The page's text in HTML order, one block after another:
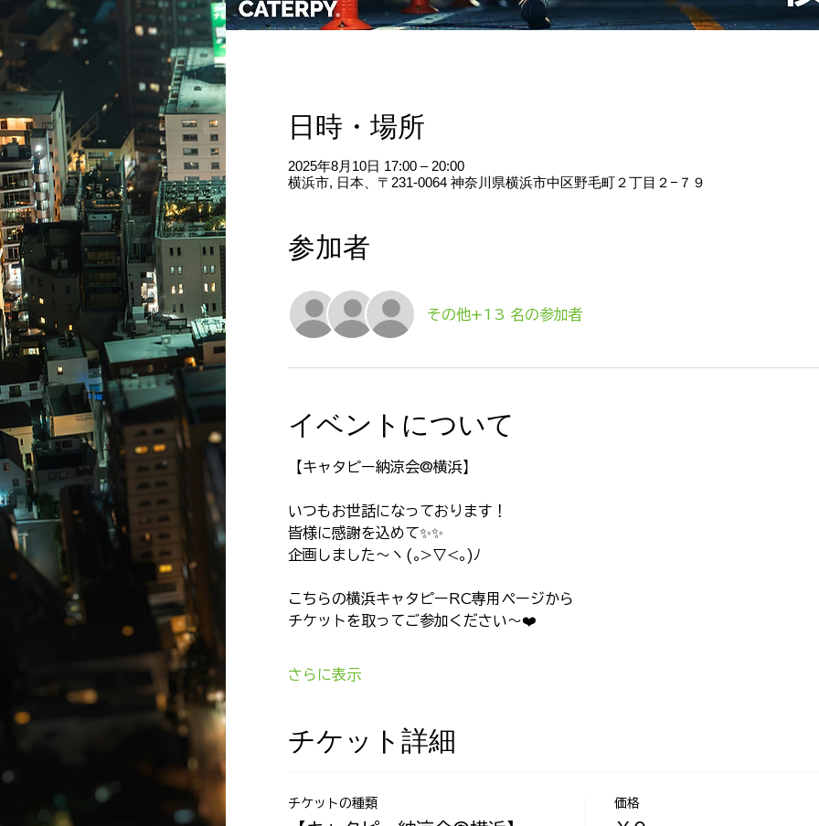
日時・場所
2025年8月10日 17:00 – 20:00
横浜市, 日本、〒231-0064 神奈川県横浜市中区野毛町２丁目２−７９
参加者
その他+13 名の参加者
イベントについて
【キャタピー納涼会@横浜】
いつもお世話になっております！
皆様に感謝を込めて✨️✨️
企画しました〜ヽ(｡>▽<｡)ﾉ
こちらの横浜キャタピーRC専用ページから
チケットを取ってご参加ください〜❤️
さらに表示
チケット詳細
チケットの種類 価格